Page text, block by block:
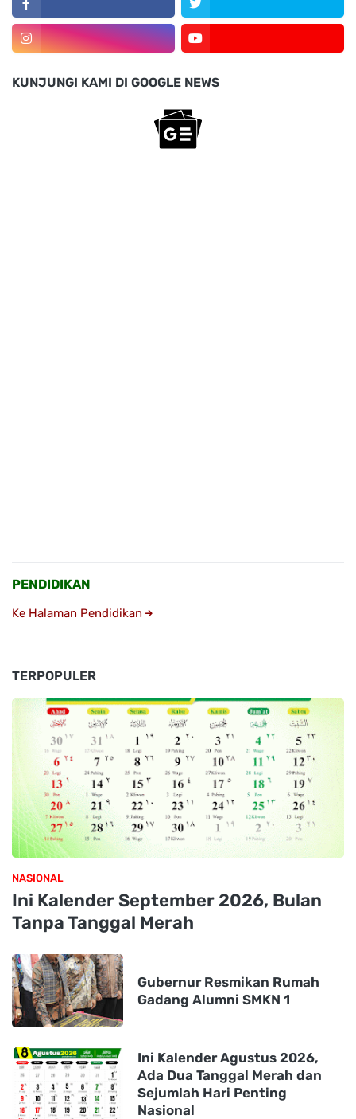
KUNJUNGI KAMI DI GOOGLE NEWS
PENDIDIKAN
Ke Halaman Pendidikan
TERPOPULER
NASIONAL
Ini Kalender September 2026, Bulan
Tanpa Tanggal Merah
Gubernur Resmikan Rumah
Gadang Alumni SMKN 1
Ini Kalender Agustus 2026,
Ada Dua Tanggal Merah dan
Sejumlah Hari Penting
Nasional